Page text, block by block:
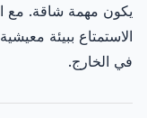
يكون مهمة شاقة. مع
الاستمتاع ببيئة
في الخارج.